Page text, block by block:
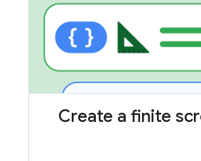
Create a finite